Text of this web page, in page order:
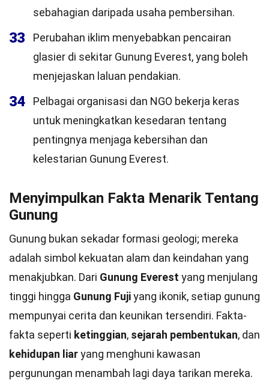
sebahagian daripada usaha pembersihan.
33
Perubahan iklim menyebabkan pencairan
glasier di sekitar Gunung Everest, yang boleh
menjejaskan laluan pendakian.
34
Pelbagai organisasi dan NGO bekerja keras
untuk meningkatkan kesedaran tentang
pentingnya menjaga kebersihan dan
kelestarian Gunung Everest.
Menyimpulkan Fakta Menarik Tentang
Gunung
Gunung bukan sekadar formasi geologi; mereka
adalah simbol kekuatan alam dan keindahan yang
menakjubkan. Dari Gunung Everest yang menjulang
tinggi hingga Gunung Fujiyang ikonik, setiap gunung
mempunyai cerita dan keunikan tersendiri. Fakta-
fakta seperti ketinggian, sejarah pembentukan, dan
kehidupan liaryang menghuni kawasan
pergunungan menambah lagi daya tarikan mereka.